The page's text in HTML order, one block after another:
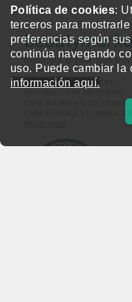
Política de cookies:
terceros para
preferencias según
continúa navegando
uso. Puede cambiar la
información aquí.
Copyright © 2004-2026
info@beautymarket.es
Calle de Avinyó, 29 - bajos.
Calle Fortuny, 51 - bajos.